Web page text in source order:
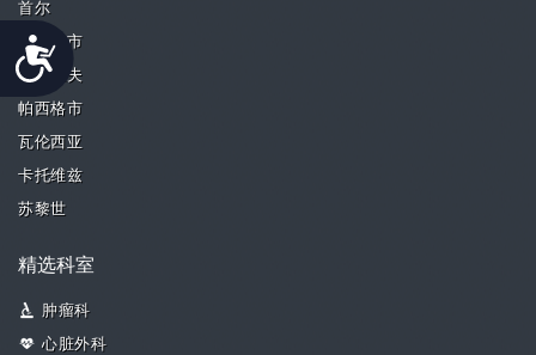
Accessibility
首尔
新加坡市
特拉维夫
帕西格市
瓦伦西亚
卡托维兹
苏黎世
精选科室
肿瘤科
心脏外科